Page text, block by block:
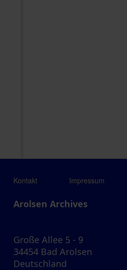
Kontakt Impressum
Arolsen Archives
Große Allee 5 - 9
34454 Bad Arolsen
Deutschland